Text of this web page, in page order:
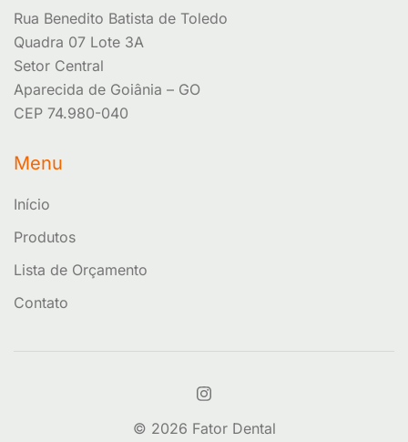
Rua Benedito Batista de Toledo
Quadra 07 Lote 3A
Setor Central
Aparecida de Goiânia – GO
CEP 74.980-040
Menu
Início
Produtos
Lista de Orçamento
Contato
© 2026 Fator Dental